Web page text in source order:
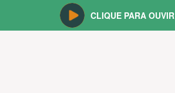
CLIQUE PARA OUVIR